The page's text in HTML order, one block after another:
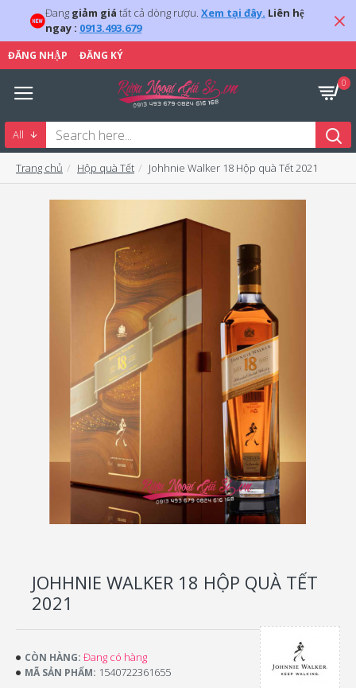
Đang giảm giá tất cả dòng rượu. Xem tại đây. Liên hệ
ngay : 0913.493.679
ĐĂNG NHẬP ĐĂNG KÝ
0
All
Trang chủ Hộp quà Tết Johhnie Walker 18 Hộp quà Tết 2021
JOHHNIE WALKER 18 HỘP QUÀ TẾT
2021
CÒN HÀNG: Đang có hàng
MÃ SẢN PHẨM: 1540722361655